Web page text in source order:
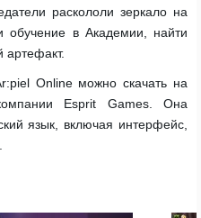
раскололи зеркало на
обучение в Академии, найти
артефакт.
Online можно скачать на
Esprit Games. Она
язык, включая интерфейс,